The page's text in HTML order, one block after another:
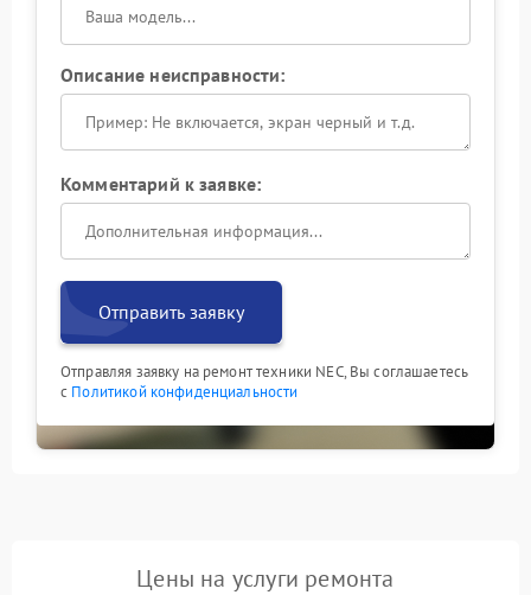
Описание неисправности:
Комментарий к заявке:
Отправить заявку
Отправляя заявку на ремонт техники NEC, Вы соглашаетесь
с Политикой конфиденциальности
Цены на услуги ремонта